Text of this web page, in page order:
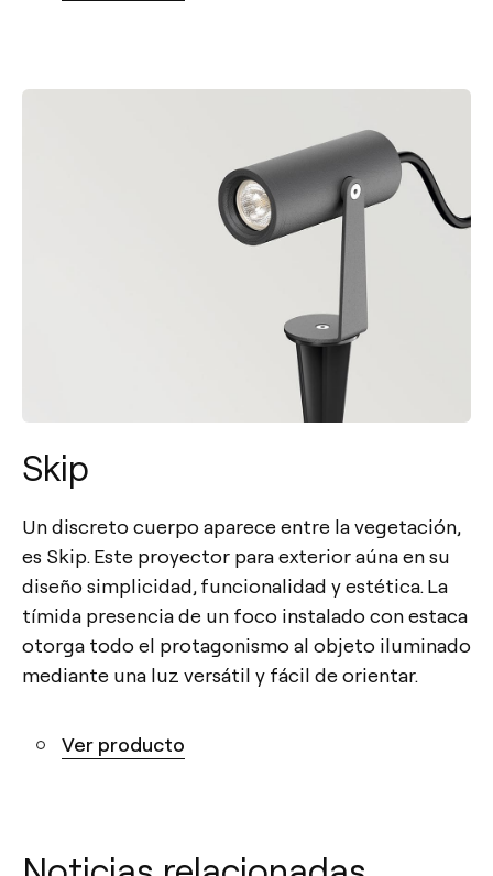
Skip
Un discreto cuerpo aparece entre la vegetación,
es Skip. Este proyector para exterior aúna en su
diseño simplicidad, funcionalidad y estética. La
tímida presencia de un foco instalado con estaca
otorga todo el protagonismo al objeto iluminado
mediante una luz versátil y fácil de orientar.
Ver producto